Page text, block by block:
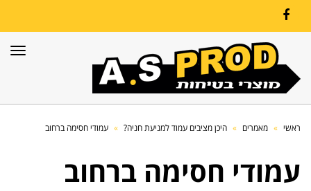
Facebook
ראשי » מאמרים » היכן מציבים עמוד למניעת חניה? » עמודי חסימה ברחוב
עמודי חסימה ברחוב